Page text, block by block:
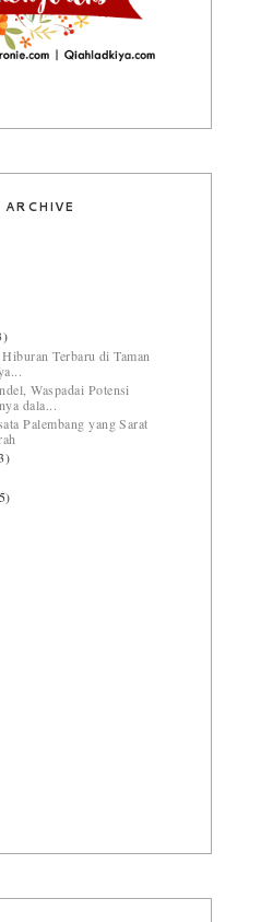
ARCHIVE
Terbaru di Taman
Waspadai Potensi
dala...
Palembang yang Sarat